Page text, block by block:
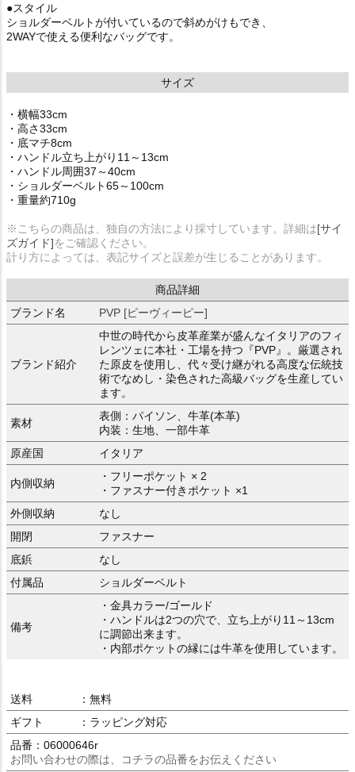
●スタイル
ショルダーベルトが付いているので斜めがけもでき、
2WAYで使える便利なバッグです。
サイズ
・横幅33cm
・高さ33cm
・底マチ8cm
・ハンドル立ち上がり11～13cm
・ハンドル周囲37～40cm
・ショルダーベルト65～100cm
・重量約710g
※こちらの商品は、独自の方法により採寸しています。詳細は[サイ
ズガイド]をご確認ください。
計り方によっては、表記サイズと誤差が生じることがあります。
商品詳細
ブランド名
PVP [ピーヴィーピー]
ブランド紹介
中世の時代から皮革産業が盛んなイタリアのフィ
レンツェに本社・工場を持つ『PVP』。厳選され
た原皮を使用し、代々受け継がれる高度な伝統技
術でなめし・染色された高級バッグを生産してい
ます。
素材
表側：パイソン、牛革(本革)
内装：生地、一部牛革
原産国
イタリア
内側収納
・フリーポケット × 2
・ファスナー付きポケット ×1
外側収納
なし
開閉
ファスナー
底鋲
なし
付属品
ショルダーベルト
備考
・金具カラー/ゴールド
・ハンドルは2つの穴で、立ち上がり11～13cm
に調節出来ます。
・内部ポケットの縁には牛革を使用しています。
送料
：無料
ギフト
：ラッピング対応
品番：06000646r
お問い合わせの際は、コチラの品番をお伝えください